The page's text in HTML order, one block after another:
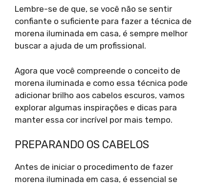
Lembre-se de que, se você não se sentir
confiante o suficiente para fazer a técnica de
morena iluminada em casa, é sempre melhor
buscar a ajuda de um profissional.
Agora que você compreende o conceito de
morena iluminada e como essa técnica pode
adicionar brilho aos cabelos escuros, vamos
explorar algumas inspirações e dicas para
manter essa cor incrível por mais tempo.
PREPARANDO OS CABELOS
Antes de iniciar o procedimento de fazer
morena iluminada em casa, é essencial se